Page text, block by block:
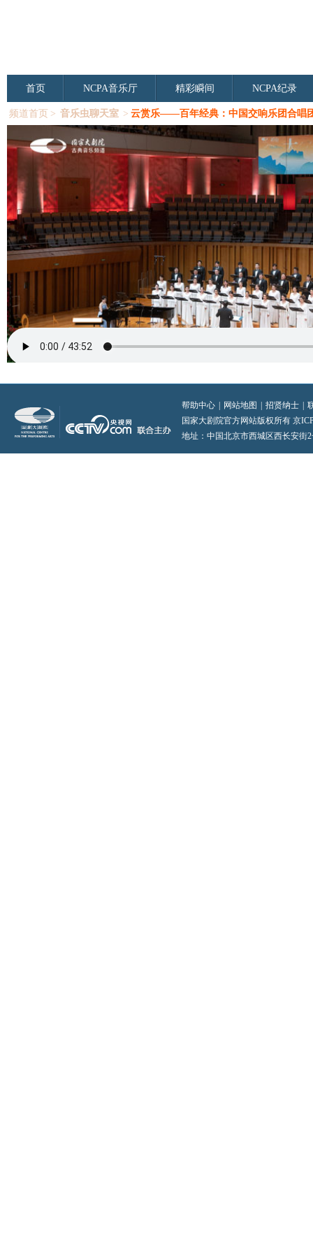
首页 NCPA音乐厅 精彩瞬间 NCPA纪录
频道首页 > 音乐虫聊天室 > 云赏乐——百年经典：中国交响乐团合唱
帮助中心 网站地图 招贤纳士
国家大剧院官方网站版权所有 京
地址：中国北京市西城区西长安街